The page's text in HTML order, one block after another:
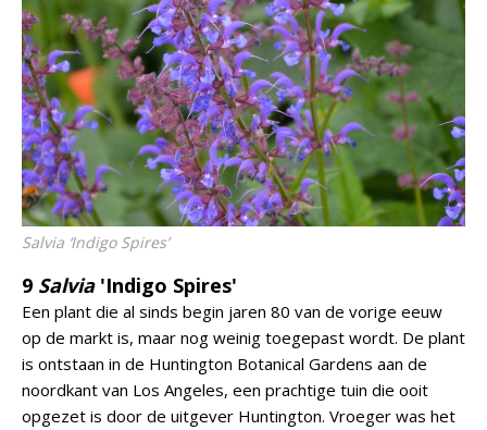
Salvia ‘Indigo Spires’
9 Salvia'Indigo Spires'
Een plant die al sinds begin jaren 80 van de vorige eeuw
op de markt is, maar nog weinig toegepast wordt. De plant
is ontstaan in de Huntington Botanical Gardens aan de
noordkant van Los Angeles, een prachtige tuin die ooit
opgezet is door de uitgever Huntington. Vroeger was het